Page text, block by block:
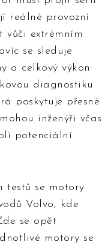
reálné provozní
vůči extrémním
se sleduje
a celkový výkon
diagnostiku
poskytuje přesné
inženýři včas
potenciální
testů se motory
Volvo, kde
se opět
motory se